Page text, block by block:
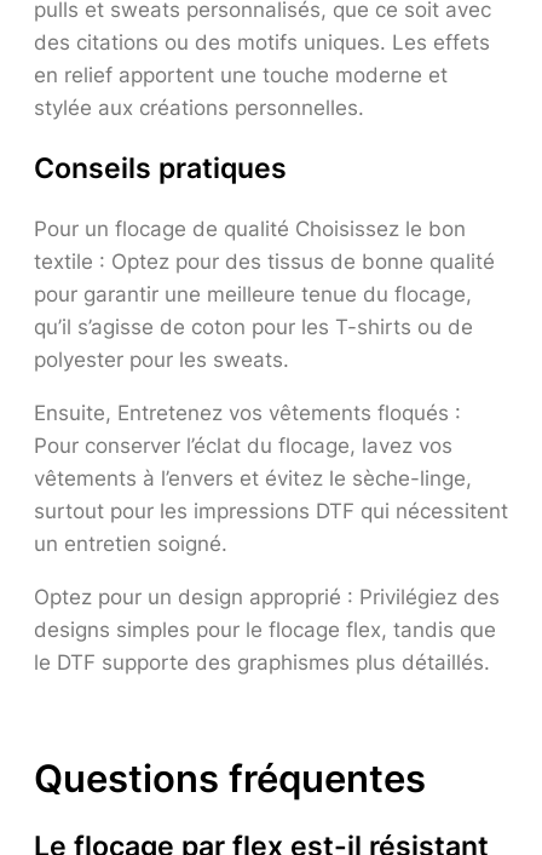
pulls et sweats personnalisés, que ce soit avec
des citations ou des motifs uniques. Les effets
en relief apportent une touche moderne et
stylée aux créations personnelles.
Conseils pratiques
Pour un flocage de qualité Choisissez le bon
textile : Optez pour des tissus de bonne qualité
pour garantir une meilleure tenue du flocage,
qu’il s’agisse de coton pour les T-shirts ou de
polyester pour les sweats.
Ensuite, Entretenez vos vêtements floqués :
Pour conserver l’éclat du flocage, lavez vos
vêtements à l’envers et évitez le sèche-linge,
surtout pour les impressions DTF qui nécessitent
un entretien soigné.
Optez pour un design approprié : Privilégiez des
designs simples pour le flocage flex, tandis que
le DTF supporte des graphismes plus détaillés.
Questions fréquentes
Le flocage par flex est-il résistant